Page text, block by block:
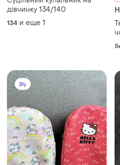
дівчинку 134/140
134 и еще 1